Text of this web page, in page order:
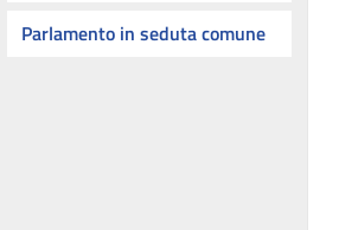
Parlamento in seduta comune